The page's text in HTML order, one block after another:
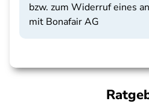
bzw. zum Widerruf eines
mit Bonafair AG